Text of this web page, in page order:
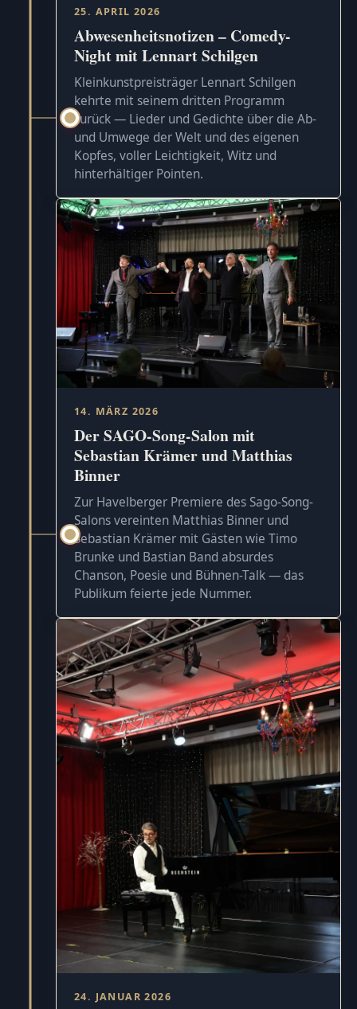
25. APRIL 2026
Abwesenheitsnotizen – Comedy-
Night mit Lennart Schilgen
Kleinkunstpreisträger Lennart Schilgen
kehrte mit seinem dritten Programm
zurück — Lieder und Gedichte über die Ab-
und Umwege der Welt und des eigenen
Kopfes, voller Leichtigkeit, Witz und
hinterhältiger Pointen.
14. MÄRZ 2026
Der SAGO-Song-Salon mit
Sebastian Krämer und Matthias
Binner
Zur Havelberger Premiere des Sago-Song-
Salons vereinten Matthias Binner und
Sebastian Krämer mit Gästen wie Timo
Brunke und Bastian Band absurdes
Chanson, Poesie und Bühnen-Talk — das
Publikum feierte jede Nummer.
24. JANUAR 2026